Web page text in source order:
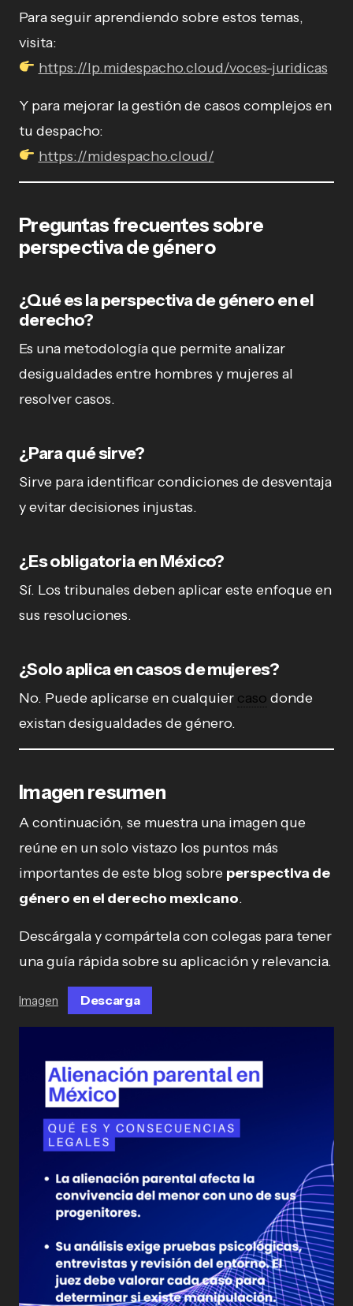
Para seguir aprendiendo sobre estos temas,
visita:
https://lp.midespacho.cloud/voces-juridicas
Y para mejorar la gestión de casos complejos en
tu despacho:
https://midespacho.cloud/
Preguntas frecuentes sobre
perspectiva de género
¿Qué es la perspectiva de género en el
derecho?
Es una metodología que permite analizar
desigualdades entre hombres y mujeres al
resolver casos.
¿Para qué sirve?
Sirve para identificar condiciones de desventaja
y evitar decisiones injustas.
¿Es obligatoria en México?
Sí. Los tribunales deben aplicar este enfoque en
sus resoluciones.
¿Solo aplica en casos de mujeres?
No. Puede aplicarse en cualquier caso donde
existan desigualdades de género.
Imagen resumen
A continuación, se muestra una imagen que
reúne en un solo vistazo los puntos más
importantes de este blog sobre perspectiva de
género en el derecho mexicano.
Descárgala y compártela con colegas para tener
una guía rápida sobre su aplicación y relevancia.
Imagen Descarga